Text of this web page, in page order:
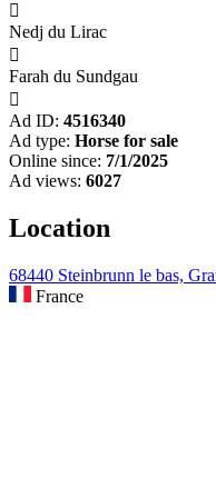

Nedj du Lirac

Farah du Sundgau

Ad ID: 4516340
Ad type: Horse for sale
Online since: 7/1/2025
Ad views: 6027
Location
68440 Steinbrunn le bas,
France